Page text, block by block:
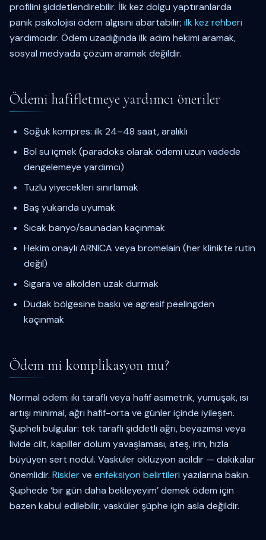
profilini şiddetlendirebilir. İlk kez dolgu yaptıranlarda
panik psikolojisi ödem algısını abartabilir; ilk kez rehberi
yardımcıdır. Ödem uzadığında ilk adım hekimi aramak,
sosyal medyada çözüm aramak değildir.
Ödemi hafifletmeye yardımcı öneriler
Soğuk kompres: ilk 24–48 saat, aralıklı
Bol su içmek (paradoks olarak ödemi uzun vadede
dengelemeye yardımcı)
Tuzlu yiyecekleri sınırlamak
Baş yukarıda uyumak
Sıcak banyo/saunadan kaçınmak
Hekim onaylı ARNICA veya bromelain (her klinikte rutin
değil)
Sigara ve alkolden uzak durmak
Dudak bölgesine baskı ve agresif peelingden
kaçınmak
Ödem mi komplikasyon mu?
Normal ödem: iki taraflı veya hafif asimetrik, yumuşak, ısı
artışı minimal, ağrı hafif-orta ve günler içinde iyileşen.
Şüpheli bulgular: tek taraflı şiddetli ağrı, beyazımsı veya
livide cilt, kapiller dolum yavaşlaması, ateş, irin, hızla
büyüyen sert nodül. Vasküler oklüzyon acildir — dakikalar
önemlidir. Risklerve enfeksiyon belirtileri yazılarına bakın.
Şüphede ‘bir gün daha bekleyeyim’ demek ödem için
bazen kabul edilebilir, vasküler şüphe için asla değildir.